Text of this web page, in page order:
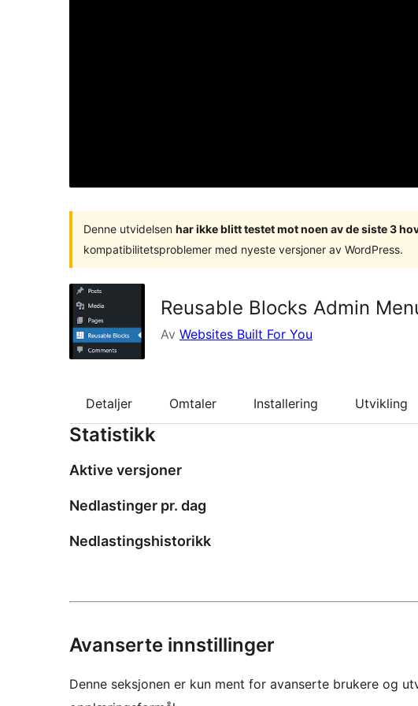
Denne utvidelsen har ikke blitt testet mot noen av de siste 3
kompatibilitetsproblemer med nyeste versjoner av WordPress.
Reusable Blocks Admin
Av Websites Built For You
Detaljer Omtaler Installering Utvikling
Statistikk
Aktive versjoner
Nedlastinger pr. dag
Nedlastingshistorikk
Avanserte innstillinger
Denne seksjonen er kun ment for avanserte brukere og